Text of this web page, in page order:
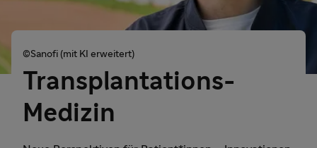
©Sanofi (mit KI erweitert)
Transplantations-
Medizin